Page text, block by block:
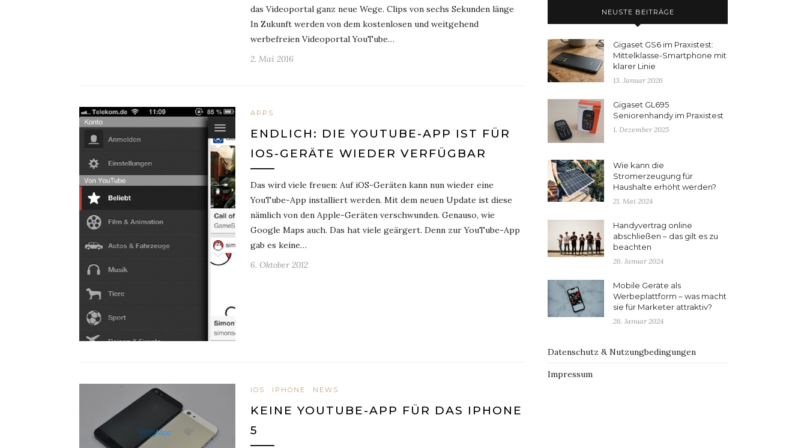
das Videoportal ganz neue Wege. Clips von sechs Sekunden länge
In Zukunft werden von dem kostenlosen und weitgehend
werbefreien Videoportal YouTube…
2. Mai 2016
APPS
ENDLICH: DIE YOUTUBE-APP IST FÜR
IOS-GERÄTE WIEDER VERFÜGBAR
Das wird viele freuen: Auf iOS-Geräten kann nun wieder eine
YouTube-App installiert werden. Mit dem neuen Update ist diese
nämlich von den Apple-Geräten verschwunden. Genauso, wie
Google Maps auch. Das hat viele geärgert. Denn zur YouTube-App
gab es keine…
6. Oktober 2012
IOS IPHONE NEWS
KEINE YOUTUBE-APP FÜR DAS IPHONE
5
NEUSTE BEITRÄGE
Gigaset GS6 im Praxistest:
Mittelklasse-Smartphone mit
klarer Linie
13. Januar 2026
Gigaset GL695
Seniorenhandy im Praxistest
1. Dezember 2025
Wie kann die
Stromerzeugung für
Haushalte erhöht werden?
21. Mai 2024
Handyvertrag online
abschließen – das gilt es zu
beachten
26. Januar 2024
Mobile Geräte als
Werbeplattform – was macht
sie für Marketer attraktiv?
26. Januar 2024
Datenschutz & Nutzungbedingungen
Impressum